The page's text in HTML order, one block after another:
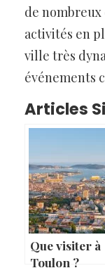
de nombreux
activités en
ville très
événements
Articles
Que visiter à
Toulon ?